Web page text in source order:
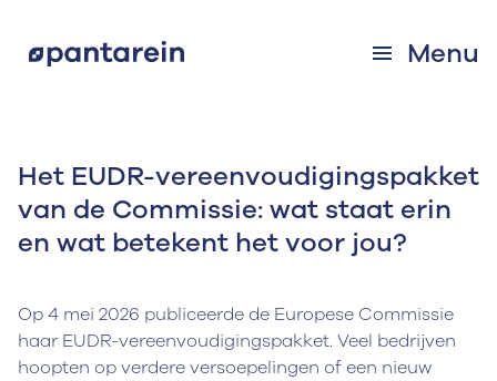
Menu
Het EUDR-vereenvoudigingspakket
van de Commissie: wat staat erin
en wat betekent het voor jou?
Op 4 mei 2026 publiceerde de Europese Commissie
haar EUDR-vereenvoudigingspakket. Veel bedrijven
hoopten op verdere versoepelingen of een nieuw